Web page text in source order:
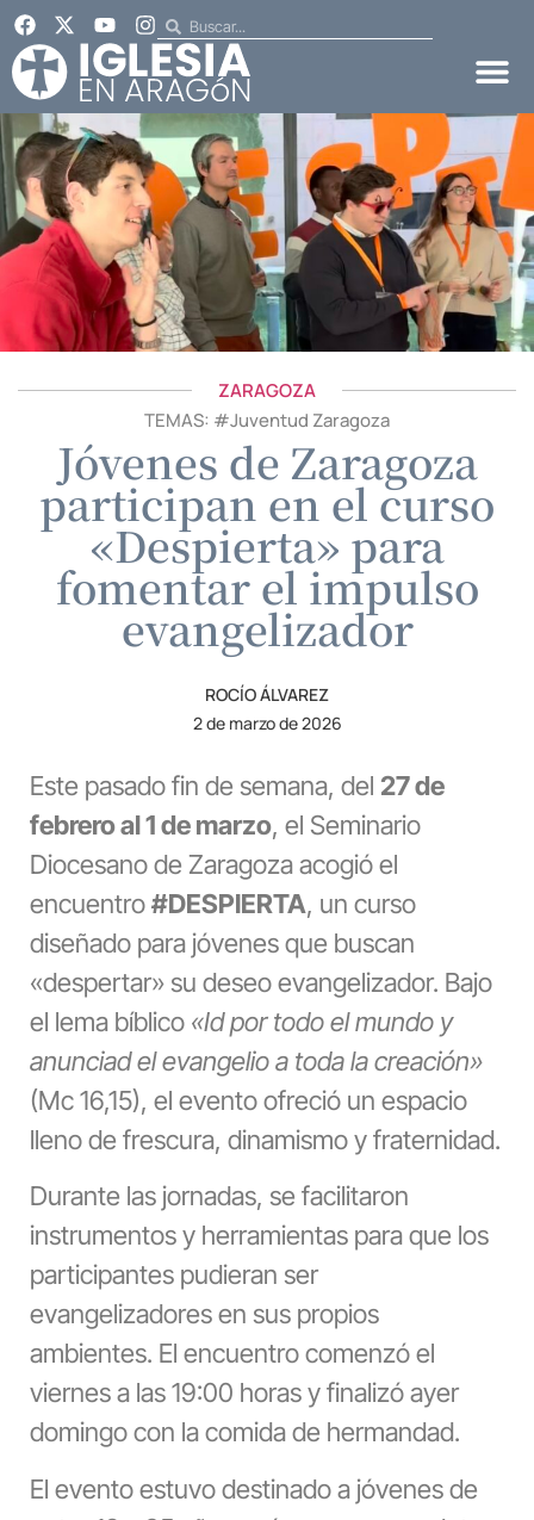
ZARAGOZA
TEMAS: #Juventud Zaragoza
Jóvenes de Zaragoza
participan en el curso
«Despierta» para
fomentar el impulso
evangelizador
ROCÍO ÁLVAREZ
2 de marzo de 2026
Este pasado fin de semana, del 27 de
febrero al 1 de marzo, el Seminario
Diocesano de Zaragoza acogió el
encuentro#DESPIERTA, un curso
diseñado para jóvenes que buscan
«despertar» su deseo evangelizador. Bajo
el lema bíblico «Id por todo el mundo y
anunciad el evangelio a toda la creación»
(Mc 16,15), el evento ofreció un espacio
lleno de frescura, dinamismo y fraternidad.
Durante las jornadas, se facilitaron
instrumentos y herramientas para que los
participantes pudieran ser
evangelizadores en sus propios
ambientes. El encuentro comenzó el
viernes a las 19:00 horas y finalizó ayer
domingo con la comida de hermandad.
El evento estuvo destinado a jóvenes de